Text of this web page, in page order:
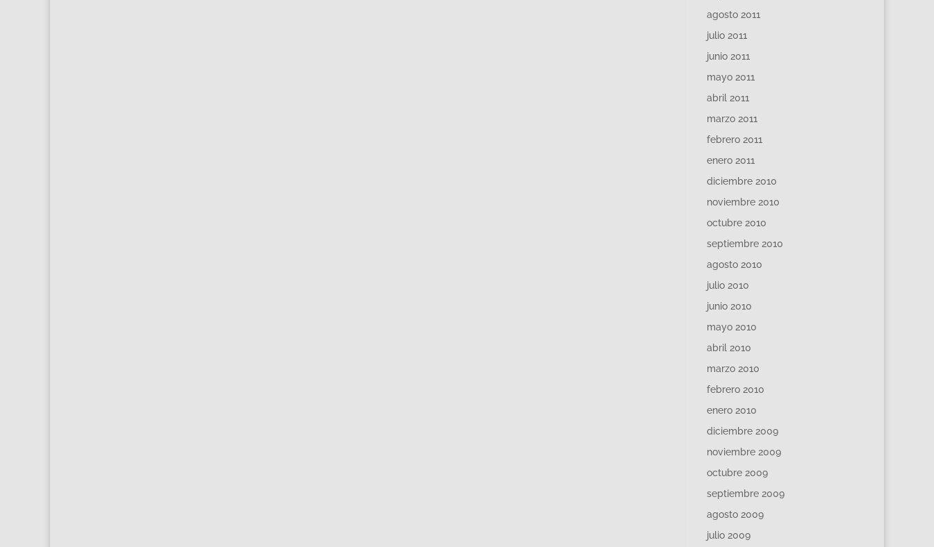
agosto 2011
julio 2011
junio 2011
mayo 2011
abril 2011
marzo 2011
febrero 2011
enero 2011
diciembre 2010
noviembre 2010
octubre 2010
septiembre 2010
agosto 2010
julio 2010
junio 2010
mayo 2010
abril 2010
marzo 2010
febrero 2010
enero 2010
diciembre 2009
noviembre 2009
octubre 2009
septiembre 2009
agosto 2009
julio 2009